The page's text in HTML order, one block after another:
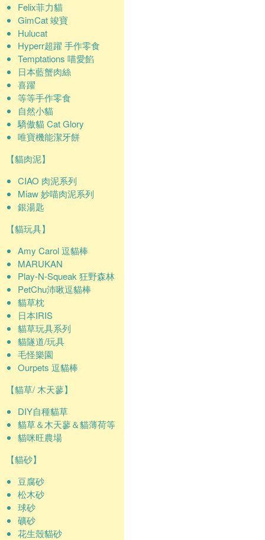
Felix菲力貓
GimCat 竣寶
Hulucat
Hyperr超躍 手作零食
Temptations 喵愛餡
日本藍蟹肉絲
喜躍
等等手作零食
自然小貓
驕傲貓 Cat Glory
唯寶機能潔牙餅
【貓肉泥】
CIAO 肉泥系列
Miaw 妙喵肉泥系列
銀湯匙
【貓玩具】
Amy Carol 逗貓棒
MARUKAN
Play-N-Squeak 狂野森林
PetChu沛啾逗貓棒
貓草枕
日本IRIS
貓草玩具系列
貓隧道/玩具
毛怪樂園
Ourpets 逗貓棒
【貓草/ 木天蓼】
DIY自種貓草
貓草＆木天蓼＆貓薄荷等
貓咪旺農場
【貓砂】
豆腐砂
松木砂
球砂
礦砂
花生殼貓砂